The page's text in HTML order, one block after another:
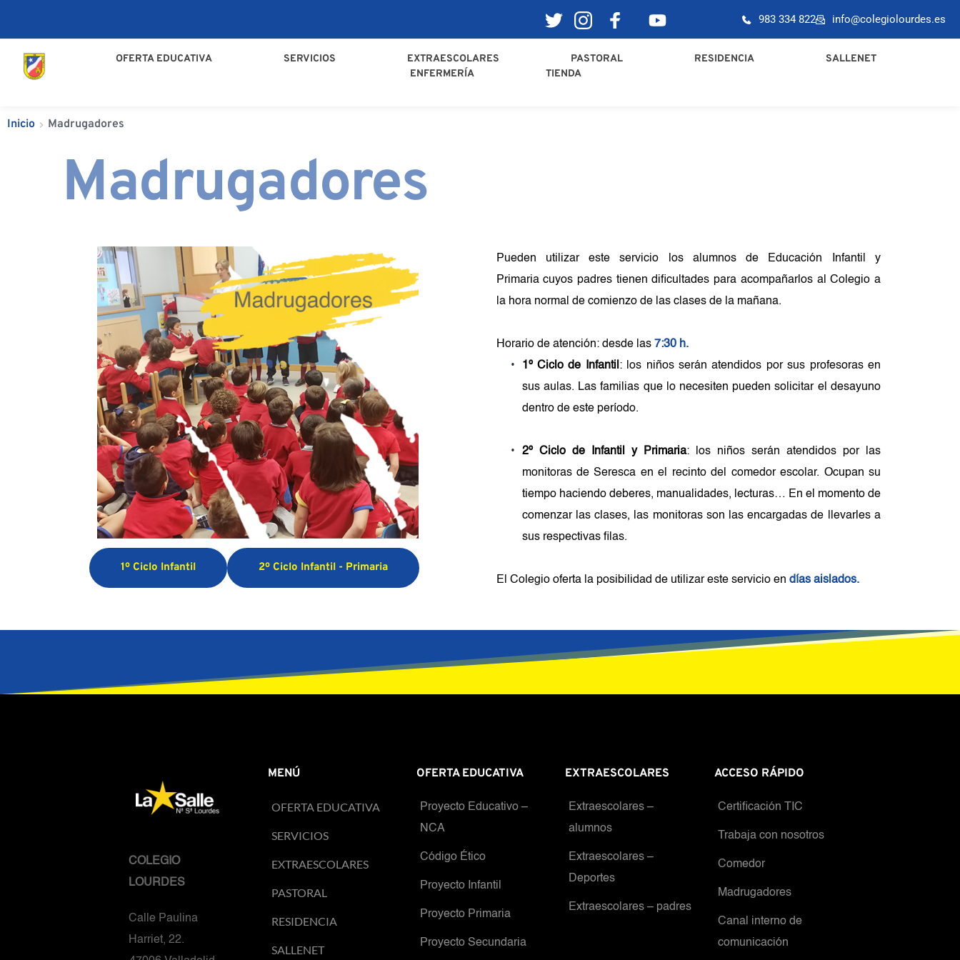
983 334 822 info@colegiolourdes.es
OFERTA EDUCATIVA SERVICIOS EXTRAESCOLARES PASTORAL RESIDENCIA
SALLENET
ENFERMERÍA
TIENDA
Inicio Madrugadores
Madrugadores
1º Ciclo Infantil 2º Ciclo Infantil - Primaria
Pueden utilizar este servicio los alumnos de Educación Infantil y
Primaria cuyos padres tienen dificultades para acompañarlos al Colegio a
la hora normal de comienzo de las clases de la mañana.
Horario de atención: desde las 7:30 h.
1º Ciclo de Infantil : los niños serán atendidos por sus profesoras en
sus aulas. Las familias que lo necesiten pueden solicitar el desayuno
dentro de este período.
2º Ciclo de Infantil y Primaria: los niños serán atendidos por las
monitoras de Seresca en el recinto del comedor escolar. Ocupan su
tiempo haciendo deberes, manualidades, lecturas… En el momento de
comenzar las clases, las monitoras son las encargadas de llevarles a
sus respectivas filas.
El Colegio oferta la posibilidad de utilizar este servicio en días aislados.
COLEGIO
LOURDES
Calle Paulina
Harriet, 22.
MENÚ
OFERTA EDUCATIVA
SERVICIOS
EXTRAESCOLARES
PASTORAL
RESIDENCIA
SALLENET
OFERTA EDUCATIVA
Proyecto Educativo –
NCA
Código Ético
Proyecto Infantil
Proyecto Primaria
Proyecto Secundaria
EXTRAESCOLARES
Extraescolares –
alumnos
Extraescolares –
Deportes
Extraescolares – padres
ACCESO RÁPIDO
Certificación TIC
Trabaja con nosotros
Comedor
Madrugadores
Canal interno de
comunicación